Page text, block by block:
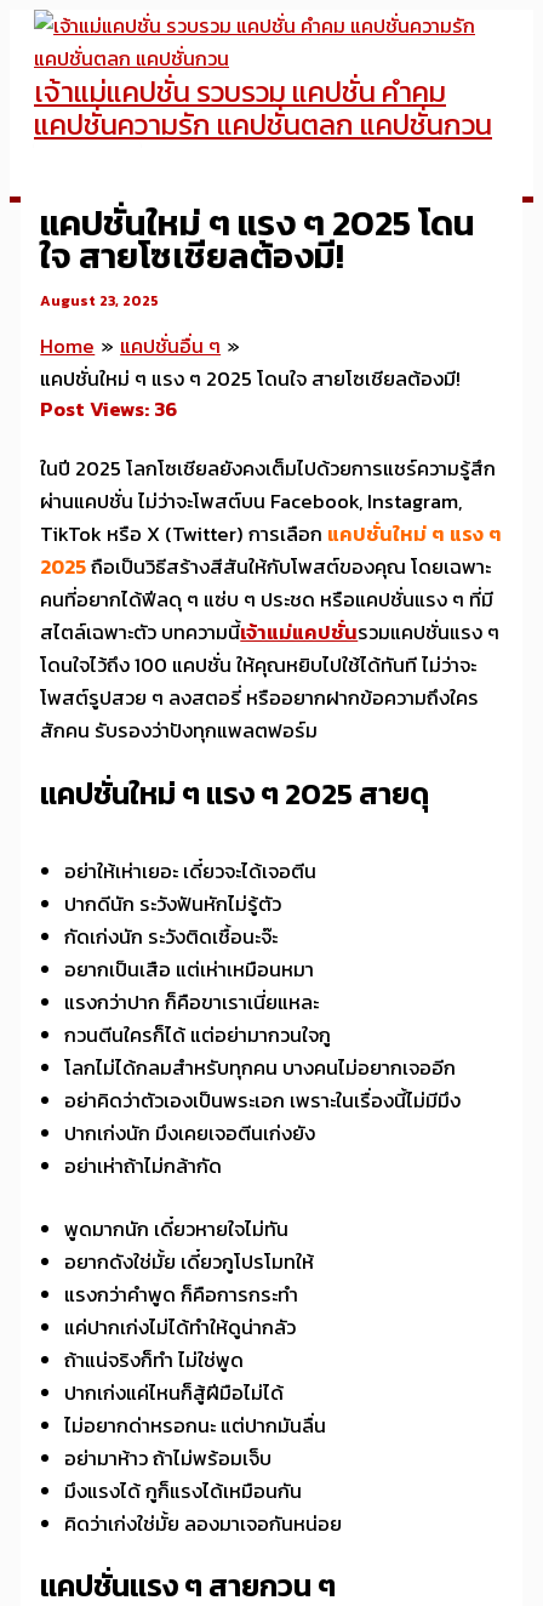
Skip
content
เจ้าแม่แคปชั่น รวบรวม แคปชั่น คำคม
แคปชั่นความรัก แคปชั่นตลก แคปชั่นกวน
แคปชั่นใหม่ ๆ แรง ๆ 2025 โดน
ใจ สายโซเชียลต้องมี!
August 23, 2025
Home
แคปชั่นอื่น ๆ
แคปชั่นใหม่ ๆ แรง ๆ 2025 โดนใจ สายโซเชียลต้องมี!
Post Views: 36
ในปี 2025 โลกโซเชียลยังคงเต็มไปด้วยการแชร์ความรู้สึก
ผ่านแคปชั่น ไม่ว่าจะโพสต์บน Facebook, Instagram,
TikTok หรือ X (Twitter) การเลือก แคปชั่นใหม่ ๆ แรง ๆ
2025ถือเป็นวิธีสร้างสีสันให้กับโพสต์ของคุณ โดยเฉพาะ
คนที่อยากได้ฟีลดุ ๆ แซ่บ ๆ ประชด หรือแคปชั่นแรง ๆ ที่มี
สไตล์เฉพาะตัว บทความนี้เจ้าแม่แคปชั่นรวมแคปชั่นแรง ๆ
โดนใจไว้ถึง 100 แคปชั่น ให้คุณหยิบไปใช้ได้ทันที ไม่ว่าจะ
โพสต์รูปสวย ๆ ลงสตอรี่ หรืออยากฝากข้อความถึงใคร
สักคน รับรองว่าปังทุกแพลตฟอร์ม
แคปชั่นใหม่ ๆ แรง ๆ 2025 สายดุ
อย่าให้เห่าเยอะ เดี๋ยวจะได้เจอตีน
ปากดีนัก ระวังฟันหักไม่รู้ตัว
กัดเก่งนัก ระวังติดเชื้อนะจ๊ะ
อยากเป็นเสือ แต่เห่าเหมือนหมา
แรงกว่าปาก ก็คือขาเราเนี่ยแหละ
กวนตีนใครก็ได้ แต่อย่ามากวนใจกู
โลกไม่ได้กลมสำหรับทุกคน บางคนไม่อยากเจออีก
อย่าคิดว่าตัวเองเป็นพระเอก เพราะในเรื่องนี้ไม่มีมึง
ปากเก่งนัก มึงเคยเจอตีนเก่งยัง
อย่าเห่าถ้าไม่กล้ากัด
พูดมากนัก เดี๋ยวหายใจไม่ทัน
อยากดังใช่มั้ย เดี๋ยวกูโปรโมทให้
แรงกว่าคำพูด ก็คือการกระทำ
แค่ปากเก่งไม่ได้ทำให้ดูน่ากลัว
ถ้าแน่จริงก็ทำ ไม่ใช่พูด
ปากเก่งแค่ไหนก็สู้ฝีมือไม่ได้
ไม่อยากด่าหรอกนะ แต่ปากมันลื่น
อย่ามาห้าว ถ้าไม่พร้อมเจ็บ
มึงแรงได้ กูก็แรงได้เหมือนกัน
คิดว่าเก่งใช่มั้ย ลองมาเจอกันหน่อย
แคปชั่นแรง ๆ สายกวน ๆ